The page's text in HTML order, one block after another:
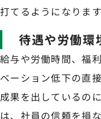
打てるようになります
待遇や労働環
給与や労働時間、福
ベーション低下の直
成果を出しているの
は、社員の信頼を損